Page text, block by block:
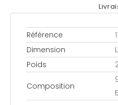
Référence
Dimension
Poids
Composition